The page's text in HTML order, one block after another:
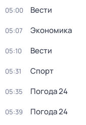
05:00 Вести
05:07 Экономика
05:10 Вести
05:31 Спорт
05:35 Погода 24
05:39 Погода 24